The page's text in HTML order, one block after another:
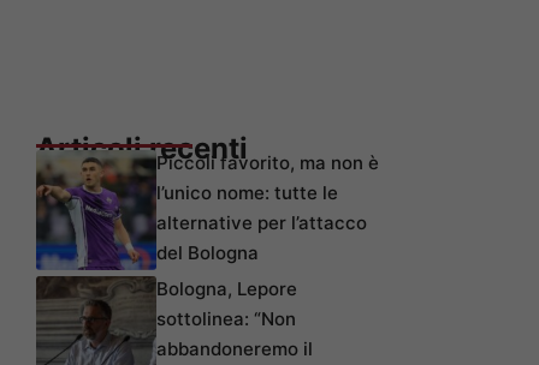
Articoli recentiPiccoli favorito, ma non è
l’unico nome: tutte le
alternative per l’attacco
del Bologna
Bologna, Lepore
sottolinea: “Non
abbandoneremo il